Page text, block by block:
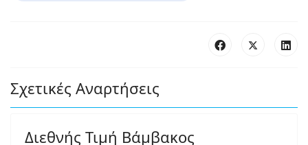
Σχετικές Αναρτήσεις
Διεθνής Τιμή Βάμβακος